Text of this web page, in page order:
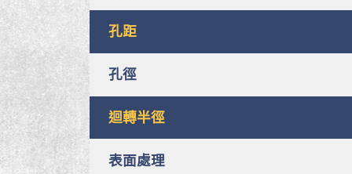
孔距
孔徑
迴轉半徑
表面處理